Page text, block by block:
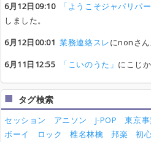
6月12日09:10
「ようこそジャパリパー
しました。
6月12日00:01 業務連絡スレにnonさん
6月11日12:55
「こいのうた」 にこじ
タグ検索
セッション アニソン J-POP 東京
ボーイ
ロック 椎名林檎 邦楽 初